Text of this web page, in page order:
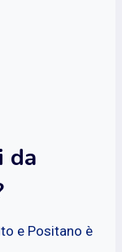
da
e Positano è